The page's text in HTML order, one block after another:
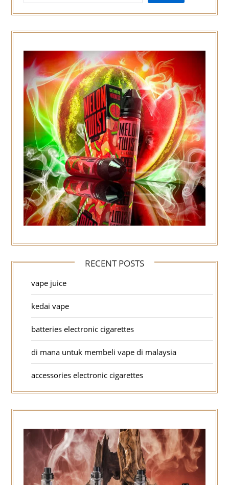
RECENT POSTS
vape juice
kedai vape
batteries electronic cigarettes
di mana untuk membeli vape di malaysia
accessories electronic cigarettes